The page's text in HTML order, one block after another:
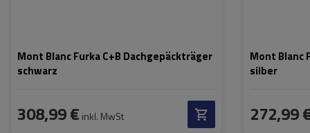
Mont Blanc Furka C+B Dachgepäckträger
schwarz
308,99 € inkl. MwSt
Mont Blanc
silber
272,99